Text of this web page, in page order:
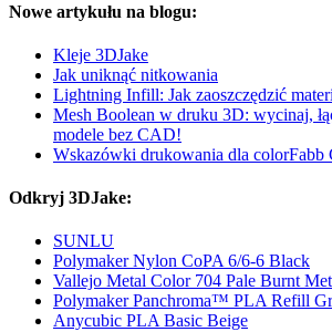
Nowe artykułu na blogu:
Kleje 3DJake
Jak uniknąć nitkowania
Lightning Infill: Jak zaoszczędzić
Mesh Boolean w druku 3D: wycinaj,
modele bez CAD!
Wskazówki drukowania dla colorFabb
Odkryj 3DJake:
SUNLU
Polymaker Nylon CoPA 6/6-6 Black
Vallejo Metal Color 704 Pale Burnt
Polymaker Panchroma™ PLA Refill
Anycubic PLA Basic Beige